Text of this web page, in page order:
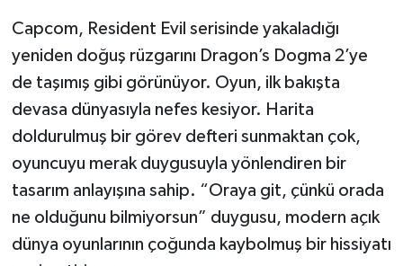
Capcom, Resident Evil serisinde yakaladığı
yeniden doğuş rüzgarını Dragon’s Dogma 2’ye
de taşımış gibi görünüyor. Oyun, ilk bakışta
devasa dünyasıyla nefes kesiyor. Harita
doldurulmuş bir görev defteri sunmaktan çok,
oyuncuyu merak duygusuyla yönlendiren bir
tasarım anlayışına sahip. “Oraya git, çünkü orada
ne olduğunu bilmiyorsun” duygusu, modern açık
dünya oyunlarının çoğunda kaybolmuş bir hissiyatı